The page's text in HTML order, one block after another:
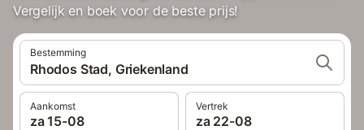
Vergelijk en boek voor de beste prijs!
Bestemming
Rhodos Stad, Griekenland
Aankomst
za 15-08
Vertrek
za 22-08